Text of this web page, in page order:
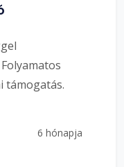
támogatás.
6 hónapja